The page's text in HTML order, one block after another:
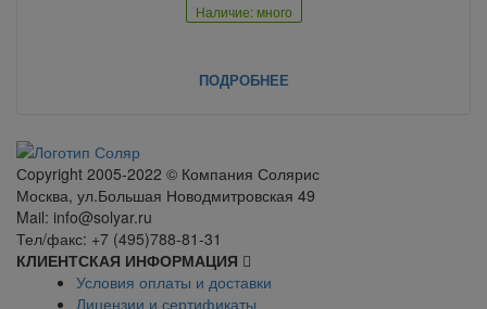
Наличие: много
ПОДРОБНЕЕ
Сopyright 2005-2022 © Компания Солярис
Москва, ул.Большая Новодмитровская 49
Mail: info@solyar.ru
Тел/факс: +7 (495)788-81-31
КЛИЕНТСКАЯ ИНФОРМАЦИЯ
Условия оплаты и доставки
Лицензии и сертификаты